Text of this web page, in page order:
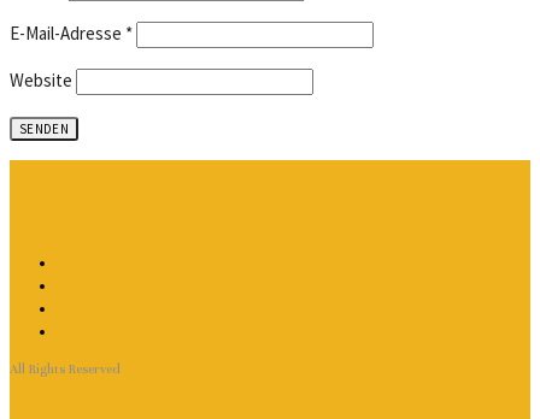
E-Mail-Adresse *
Website
All Rights Reserved